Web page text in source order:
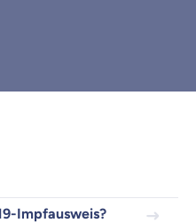
Impfausweis?
fühlst.
am Markt